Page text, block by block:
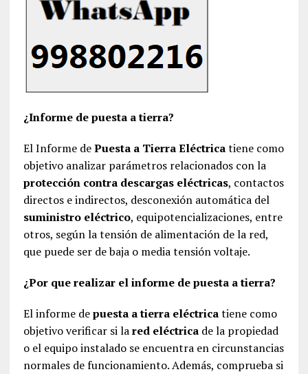
¿Informe de puesta a tierra?
El Informe dePuesta a Tierra Eléctricatiene como
objetivo analizar parámetros relacionados con la
protección contra descargas eléctricas, contactos
directos e indirectos, desconexión automática del
suministro eléctrico, equipotencializaciones, entre
otros, según la tensión de alimentación de la red,
que puede ser de baja o media tensión voltaje.
¿Por que realizar el informe de puesta a tierra?
El informe depuesta a tierra eléctricatiene como
objetivo verificar si lared eléctricade la propiedad
o el equipo instalado se encuentra en circunstancias
normales de funcionamiento. Además, comprueba si